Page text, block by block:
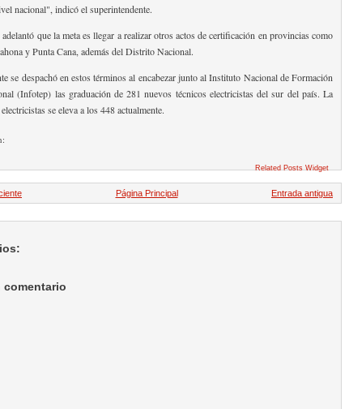
nacional", indicó el superintendente.
que la meta es llegar a realizar otros actos de certificación en provincias como
y Punta Cana, además del Distrito Nacional.
se despachó en estos términos al encabezar junto al Instituto Nacional de Formación
(Infotep) las graduación de 281 nuevos técnicos electricistas del sur del país. La
se eleva a los 448 actualmente.
Related Posts Widget
Entrada antigua
Página Principal
comentario